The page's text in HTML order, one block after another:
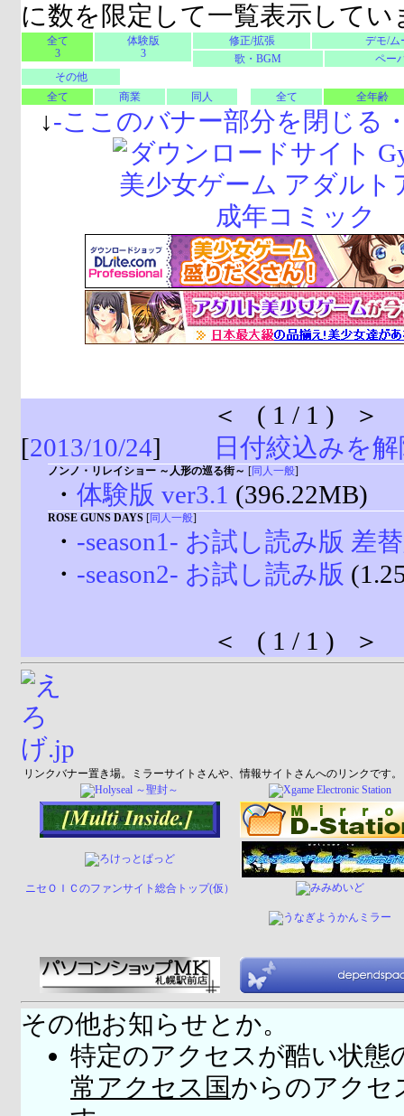
に数を限定して一覧表示してい
全て
3
体験版
3
修正/拡張
デモ/ム
歌・BGM
ペー
その他
全て
商業 同人 全て 全年齢
↓-ここのバナー部分を閉じる
＜ ( 1 / 1 ) ＞
[2013/10/24] 日付絞込みを
ノンノ・リレイショー ～人形の巡る街～ [同人一般]
・ 体験版 ver3.1 (396.22MB)
ROSE GUNS DAYS [同人一般]
・ -season1- お試し読み版 差
・ -season2- お試し読み版
＜ ( 1 / 1 ) ＞
リンクバナー置き場。ミラーサイトさんや、情報サイトさんへのリンクです。
ニセＯＩＣのファンサイト総合トップ(仮）
その他お知らせとか。
特定のアクセスが酷い状態
常アクセス国からのアクセ